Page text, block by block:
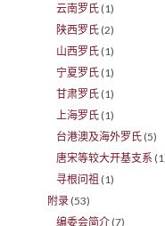
云南罗氏 (1)
陕西罗氏 (2)
山西罗氏 (1)
宁夏罗氏 (1)
甘肃罗氏 (1)
上海罗氏 (1)
台港澳及海外罗氏 (5)
唐宋等较大开基支系
寻根问祖 (1)
附录 (53)
编委会简介 (7)